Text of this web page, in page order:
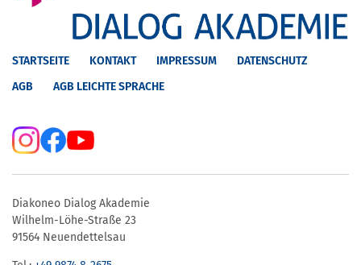
STARTSEITE KONTAKT IMPRESSUM
DATENSCHUTZ
AGB
AGB LEICHTE SPRACHE
Diakoneo Dialog Akademie
Wilhelm-Löhe-Straße 23
91564 Neuendettelsau